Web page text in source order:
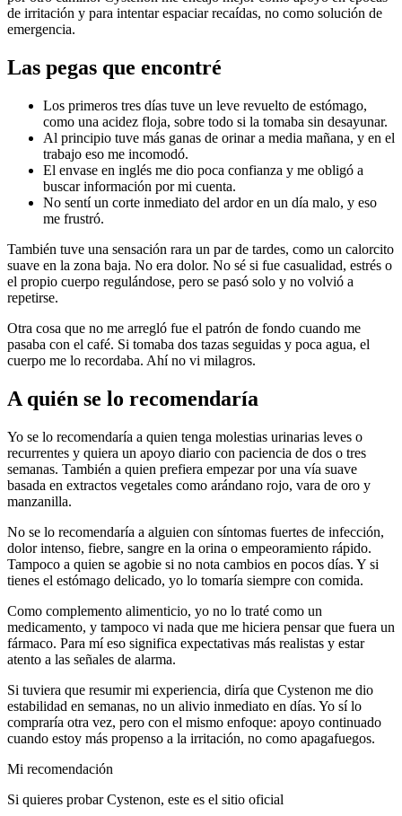
de irritación y para intentar espaciar recaídas, no como solución de
emergencia.
Las pegas que encontré
Los primeros tres días tuve un leve revuelto de estómago,
como una acidez floja, sobre todo si la tomaba sin desayunar.
Al principio tuve más ganas de orinar a media mañana, y en el
trabajo eso me incomodó.
El envase en inglés me dio poca confianza y me obligó a
buscar información por mi cuenta.
No sentí un corte inmediato del ardor en un día malo, y eso
me frustró.
También tuve una sensación rara un par de tardes, como un calorcito
suave en la zona baja. No era dolor. No sé si fue casualidad, estrés o
el propio cuerpo regulándose, pero se pasó solo y no volvió a
repetirse.
Otra cosa que no me arregló fue el patrón de fondo cuando me
pasaba con el café. Si tomaba dos tazas seguidas y poca agua, el
cuerpo me lo recordaba. Ahí no vi milagros.
A quién se lo recomendaría
Yo se lo recomendaría a quien tenga molestias urinarias leves o
recurrentes y quiera un apoyo diario con paciencia de dos o tres
semanas. También a quien prefiera empezar por una vía suave
basada en extractos vegetales como arándano rojo, vara de oro y
manzanilla.
No se lo recomendaría a alguien con síntomas fuertes de infección,
dolor intenso, fiebre, sangre en la orina o empeoramiento rápido.
Tampoco a quien se agobie si no nota cambios en pocos días. Y si
tienes el estómago delicado, yo lo tomaría siempre con comida.
Como complemento alimenticio, yo no lo traté como un
medicamento, y tampoco vi nada que me hiciera pensar que fuera un
fármaco. Para mí eso significa expectativas más realistas y estar
atento a las señales de alarma.
Si tuviera que resumir mi experiencia, diría que Cystenon me dio
estabilidad en semanas, no un alivio inmediato en días. Yo sí lo
compraría otra vez, pero con el mismo enfoque: apoyo continuado
cuando estoy más propenso a la irritación, no como apagafuegos.
Mi recomendación
Si quieres probar Cystenon, este es el sitio oficial